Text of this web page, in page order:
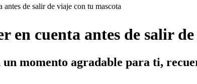
antes de salir de viaje con tu mascota
en cuenta antes de salir
un momento agradable para ti,